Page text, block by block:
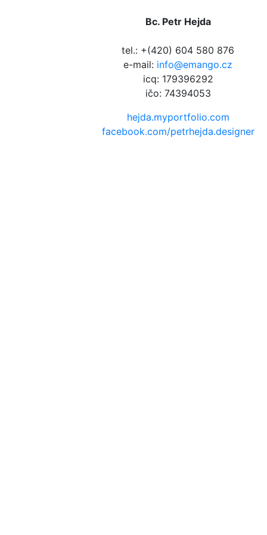
Bc. Petr Hejda
tel.: +(420) 604 580 876
e-mail: info@emango.cz
icq: 179396292
ičo: 74394053
hejda.myportfolio.com
facebook.com/petrhejda.designer